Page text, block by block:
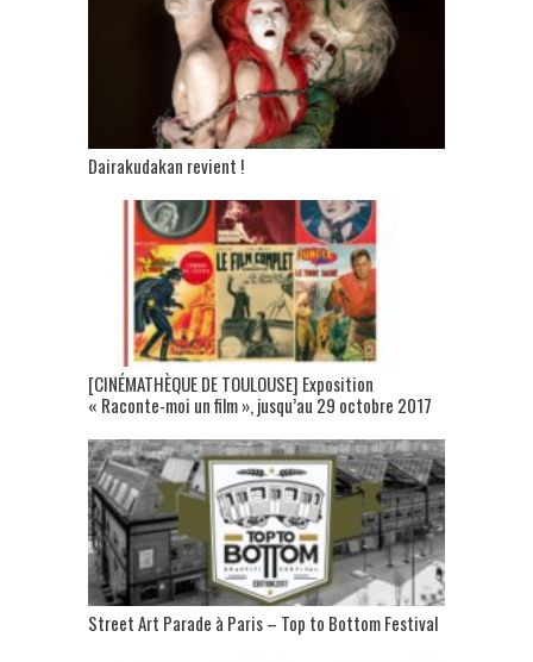
Dairakudakan revient !
[CINÉMATHÈQUE DE TOULOUSE] Exposition
« Raconte-moi un film », jusqu’au 29 octobre 2017
Street Art Parade à Paris – Top to Bottom Festival